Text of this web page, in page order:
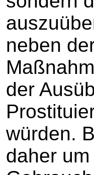
neben
der
würden.
daher